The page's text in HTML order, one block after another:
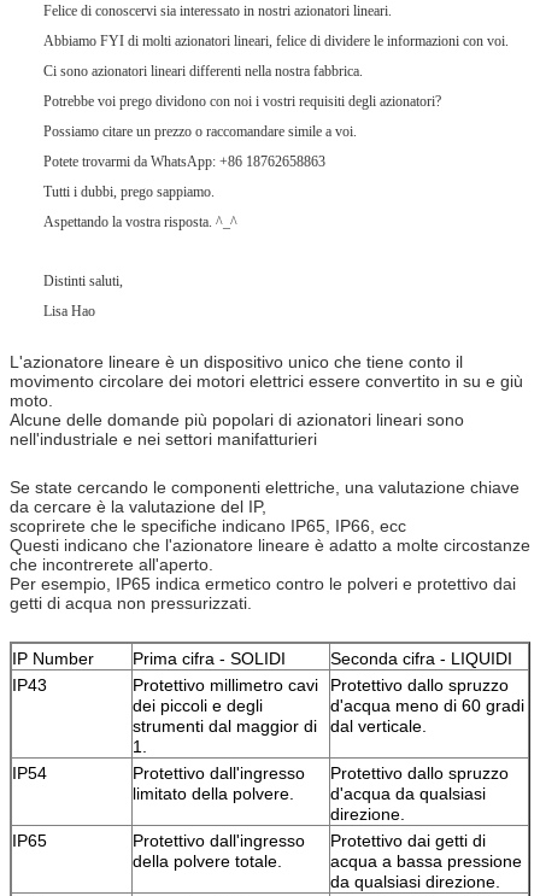
Felice di conoscervi sia interessato in nostri azionatori lineari.
Abbiamo FYI di molti azionatori lineari, felice di dividere le informazioni con voi.
Ci sono azionatori lineari differenti nella nostra fabbrica.
Potrebbe voi prego dividono con noi i vostri requisiti degli azionatori?
Possiamo citare un prezzo o raccomandare simile a voi.
Potete trovarmi da WhatsApp: +86 18762658863
Tutti i dubbi, prego sappiamo.
Aspettando la vostra risposta. ^_^
Distinti saluti,
Lisa Hao
L'azionatore lineare è un dispositivo unico che tiene conto il
movimento circolare dei motori elettrici essere convertito in su e giù
moto.
Alcune delle domande più popolari di azionatori lineari sono
nell'industriale e nei settori manifatturieri
Se state cercando le componenti elettriche, una valutazione chiave
da cercare è la valutazione del IP,
scoprirete che le specifiche indicano IP65, IP66, ecc
Questi indicano che l'azionatore lineare è adatto a molte circostanze
che incontrerete all'aperto.
Per esempio, IP65 indica ermetico contro le polveri e protettivo dai
getti di acqua non pressurizzati.
IP Number Prima cifra - SOLIDI
Seconda cifra - LIQUIDI
IP43
Protettivo millimetro cavi
dei piccoli e degli
strumenti dal maggior di
1.
Protettivo dallo spruzzo
d'acqua meno di 60 gradi
dal verticale.
IP54
Protettivo dall'ingresso
limitato della polvere.
Protettivo dallo spruzzo
d'acqua da qualsiasi
direzione.
IP65
Protettivo dall'ingresso
della polvere totale.
Protettivo dai getti di
acqua a bassa pressione
da qualsiasi direzione.